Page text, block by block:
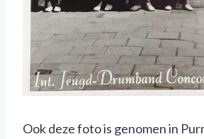
Ook deze foto is genomen in